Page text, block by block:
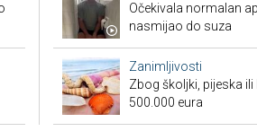
Očekivala normalan
nasmijao do suza
Zanimljivosti
Zbog školjki, pijeska
500.000 eura